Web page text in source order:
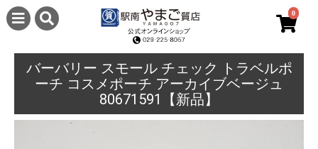
0
バーバリー スモール チェック トラベルポ
ーチ コスメポーチ アーカイブベージュ
80671591【新品】